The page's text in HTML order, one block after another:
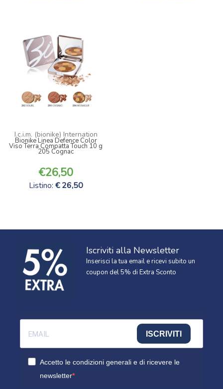
I.c.i.m. (bionike) Internation
Bionike Linea Defence Color
Viso Terra Compatta Touch 10 g
205 Cognac
26,50
Listino: 26,50
Iscriviti alla Newsletter
Inserisci la tua email e ricevi subito un
coupon del 5% di Extra Sconto
ISCRIVITI
Accetto le condizioni generali e di ricevere le
newsletter